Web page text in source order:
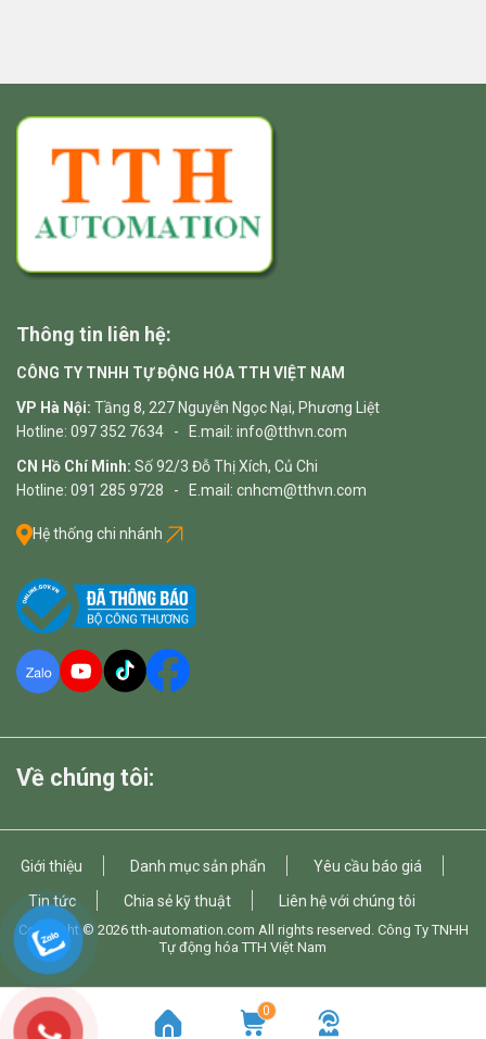
Thông tin liên hệ:
CÔNG TY TNHH TỰ ĐỘNG HÓA TTH VIỆT NAM
VP Hà Nội: Tầng 8, 227 Nguyễn Ngọc Nại, Phương Liệt
Hotline: 097 352 7634 - E.mail: info@tthvn.com
CN Hồ Chí Minh: Số 92/3 Đỗ Thị Xích, Củ Chi
Hotline: 091 285 9728 - E.mail: cnhcm@tthvn.com
Hệ thống chi nhánh
Về chúng tôi:
Giới thiệu Danh mục sản phẩn
Yêu cầu báo giá
Tin tức
Chia sẻ kỹ thuật Liên hệ với chúng tôi
Copyright © 2026tth-automation.com All rights reserved. Công Ty TNHH
Tự động hóa TTH Việt Nam
0